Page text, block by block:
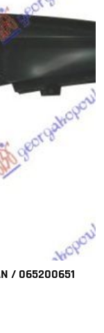
/ 065200651